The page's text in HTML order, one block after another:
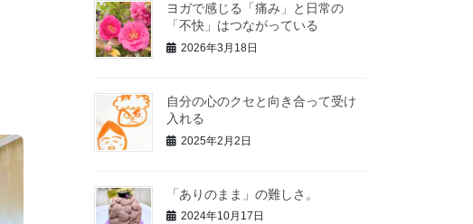
ヨガで感じる「痛み」と日常の
「不快」はつながっている
2026年3月18日
自分の心のクセと向き合って受け
入れる
2025年2月2日
「ありのまま」の難しさ。
2024年10月17日